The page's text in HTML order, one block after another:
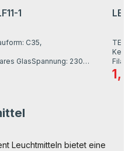
1
C35,
GlasSpannung: 230
äquivalente
kWh / 1.000 hLichtstrom:
Nur für
C°Gewicht: 15,5
Leuchtmitteln bietet eine